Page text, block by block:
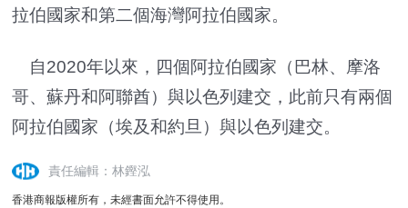
拉伯國家和第二個海灣阿拉伯國家。
自2020年以來，四個阿拉伯國家（巴林、摩洛
哥、蘇丹和阿聯酋）與以色列建交，此前只有兩個
阿拉伯國家（埃及和約旦）與以色列建交。
責任編輯：林鏗泓
香港商報版權所有，未經書面允許不得使用。